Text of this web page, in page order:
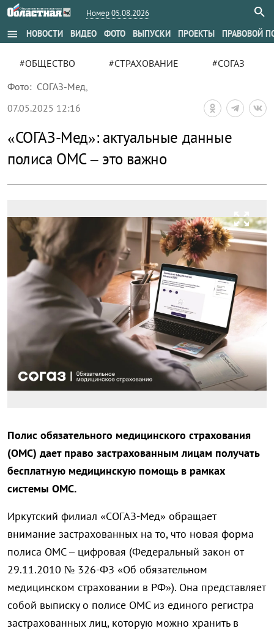
Номер 05.08.2026
menu НОВОСТИ ВИДЕО ФОТО ВЫПУСКИ ПРОЕКТЫ ПРАВОВОЙ
#ОБЩЕСТВО #СТРАХОВАНИЕ
#СОГАЗ
Фото: СОГАЗ-Мед,
07.05.2025 12:16
«СОГАЗ-Мед»: актуальные данные
полиса ОМС – это важно
zoom_out_map
Полис обязательного медицинского страхования
(ОМС) дает право застрахованным лицам получать
бесплатную медицинскую помощь в рамках
системы ОМС.
Иркутский филиал «СОГАЗ-Мед» обращает
внимание застрахованных на то, что новая форма
полиса ОМС – цифровая (Федеральный закон от
29.11.2010 № 326-ФЗ «Об обязательном
медицинском страховании в РФ»). Она представляет
собой выписку о полисе ОМС из единого регистра
застрахованных лиц, которую можно хранить в